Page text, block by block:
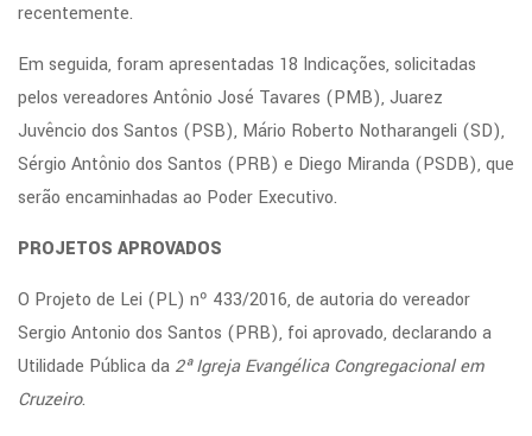
recentemente.
Em seguida, foram apresentadas 18 Indicações, solicitadas
pelos vereadores Antônio José Tavares (PMB), Juarez
Juvêncio dos Santos (PSB), Mário Roberto Notharangeli (SD),
Sérgio Antônio dos Santos (PRB) e Diego Miranda (PSDB), que
serão encaminhadas ao Poder Executivo.
PROJETOS APROVADOS
O Projeto de Lei (PL) nº 433/2016, de autoria do vereador
Sergio Antonio dos Santos (PRB), foi aprovado, declarando a
Utilidade Pública da 2ª Igreja Evangélica Congregacional em
Cruzeiro.